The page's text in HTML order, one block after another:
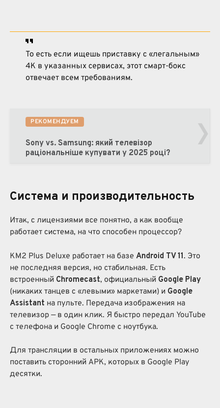
То есть если ищешь приставку с «легальным»
4K в указанных сервисах, этот смарт-бокс
отвечает всем требованиям.
РЕКОМЕНДУЕМ
Sony vs. Samsung: який телевізор
раціональніше купувати у 2025 році?
›
Система и производительность
Итак, с лицензиями все понятно, а как вообще
работает система, на что способен процессор?
KM2 Plus Deluxe работает на базе Android TV 11. Это
не последняя версия, но стабильная. Есть
встроенный Chromecast, официальный Google Play
(никаких танцев с «левыми» маркетами) и Google
Assistant на пульте. Передача изображения на
телевизор — в один клик. Я быстро передал YouTube
с телефона и Google Chrome с ноутбука.
Для трансляции в остальных приложениях можно
поставить сторонний APK, которых в Google Play
десятки.